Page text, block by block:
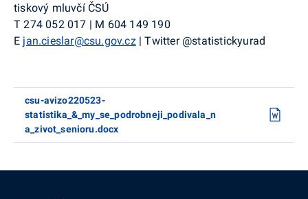
tiskový mluvčí ČSÚ
T 274 052 017 | M 604 149 190
E jan.cieslar@csu.gov.cz|Twitter@statistickyurad
csu-avizo220523-
statistika_&_my_se_podrobneji_podivala_n
a_zivot_senioru.docx